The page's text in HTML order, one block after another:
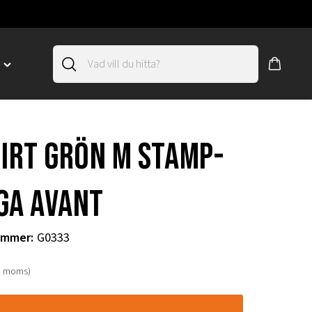
Toggle
grön m stamp-
Avant
: G0333
moms)